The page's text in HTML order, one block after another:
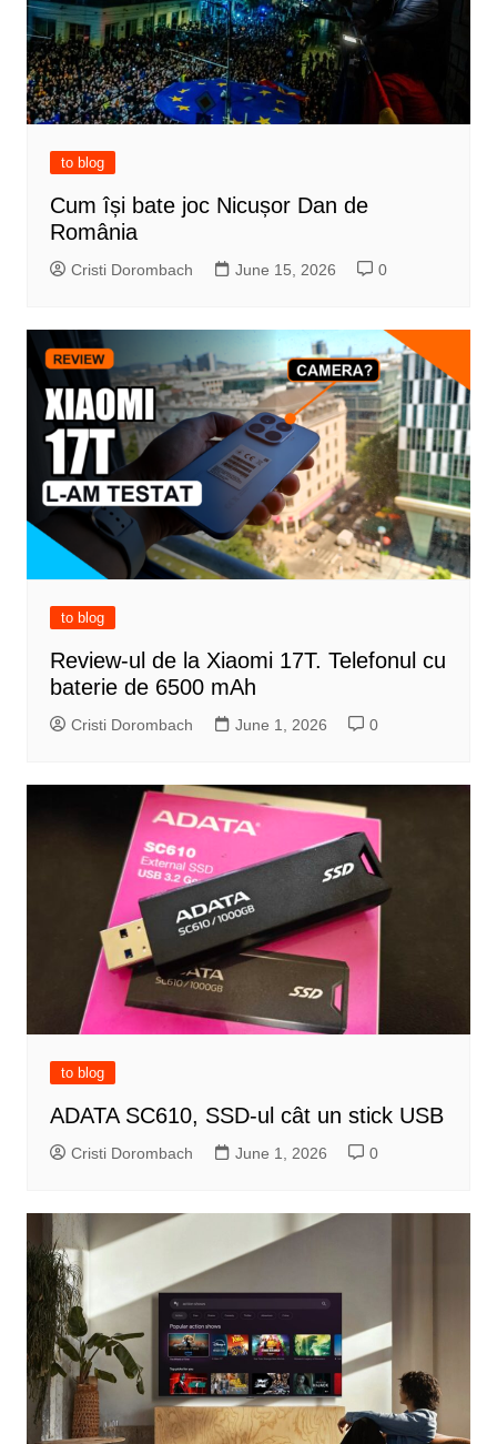
to blog
Cum își bate joc Nicușor Dan de
România
Cristi Dorombach June 15, 2026 0
to blog
Review-ul de la Xiaomi 17T. Telefonul cu
baterie de 6500 mAh
Cristi Dorombach June 1, 2026 0
to blog
ADATA SC610, SSD-ul cât un stick USB
Cristi Dorombach June 1, 2026 0